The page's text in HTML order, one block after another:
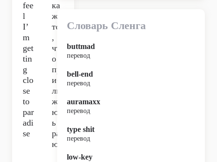
fee
l
I’
m
get
tin
g
clo
se
to
par
adi
se
ка
же
тся
,
чт
о я
пр
иб
ли
жа
юс
ь к
ра
ю,
Словарь Сленга
buttmad
перевод
bell-end
перевод
auramaxx
перевод
type shit
перевод
low-key